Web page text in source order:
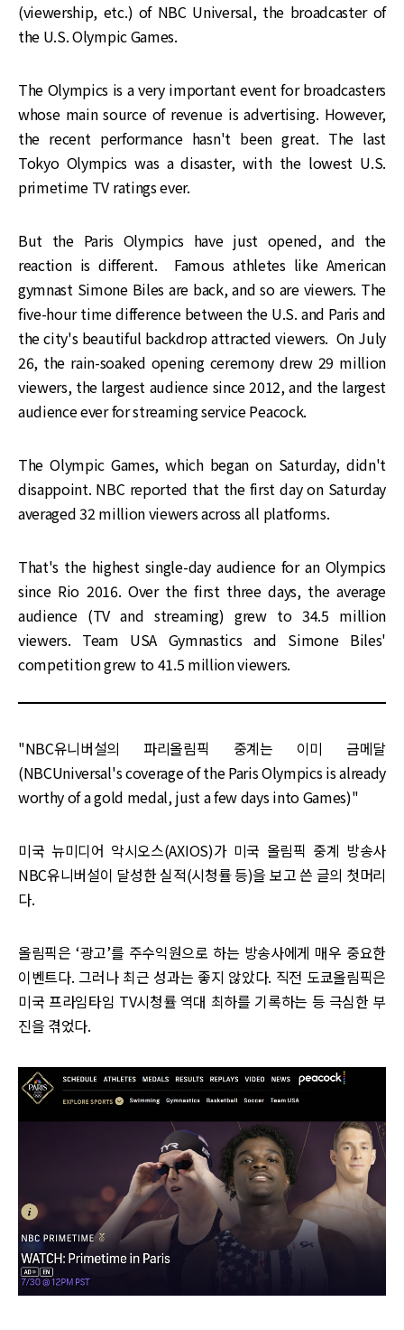
(viewership, etc.) of NBC Universal, the broadcaster of
the U.S. Olympic Games.
The Olympics is a very important event for broadcasters
whose main source of revenue is advertising. However,
the recent performance hasn't been great. The last
Tokyo Olympics was a disaster, with the lowest U.S.
primetime TV ratings ever.
But the Paris Olympics have just opened, and the
reaction is different. Famous athletes like American
gymnast Simone Biles are back, and so are viewers. The
five-hour time difference between the U.S. and Paris and
the city's beautiful backdrop attracted viewers. On July
26, the rain-soaked opening ceremony drew 29 million
viewers, the largest audience since 2012, and the largest
audience ever for streaming service Peacock.
The Olympic Games, which began on Saturday, didn't
disappoint. NBC reported that the first day on Saturday
averaged 32 million viewers across all platforms.
That's the highest single-day audience for an Olympics
since Rio 2016. Over the first three days, the average
audience (TV and streaming) grew to 34.5 million
viewers. Team USA Gymnastics and Simone Biles'
competition grew to 41.5 million viewers.
"NBC유니버설의 파리올림픽 중계는 이미 금메달
(NBCUniversal's coverage of the Paris Olympics is already
worthy of a gold medal, just a few days into Games)"
미국 뉴미디어 악시오스(AXIOS)가 미국 올림픽 중계 방송사
NBC유니버설이 달성한 실적(시청률 등)을 보고 쓴 글의 첫머리
다.
올림픽은 ‘광고’를 주수익원으로 하는 방송사에게 매우 중요한
이벤트다. 그러나 최근 성과는 좋지 않았다. 직전 도쿄올림픽은
미국 프라임타임 TV시청률 역대 최하를 기록하는 등 극심한 부
진을 겪었다.